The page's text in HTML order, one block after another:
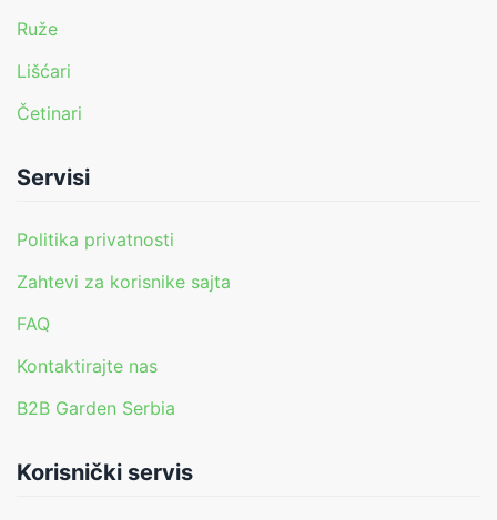
Ruže
Lišćari
Četinari
Servisi
Politika privatnosti
Zahtevi za korisnike sajta
FAQ
Kontaktirajte nas
B2B Garden Serbia
Korisnički servis